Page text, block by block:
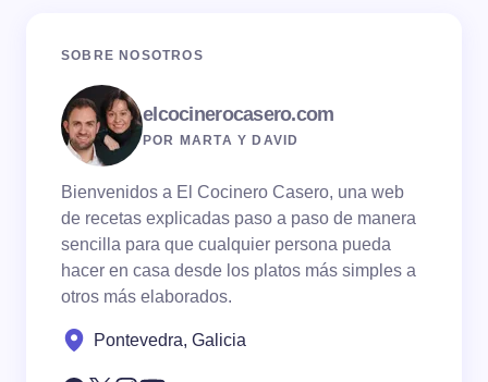
SOBRE NOSOTROS
elcocinerocasero.com
POR MARTA Y DAVID
Bienvenidos a El Cocinero Casero, una web
de recetas explicadas paso a paso de manera
sencilla para que cualquier persona pueda
hacer en casa desde los platos más simples a
otros más elaborados.
Pontevedra, Galicia